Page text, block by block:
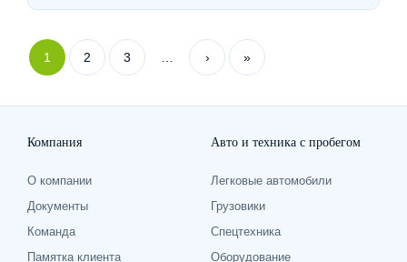
Нумерация
страниц
Страница
1
Страница
2
Страница
3
Следующая
›
Последняя
»
Компания
О компании
Документы
Команда
Памятка клиента
Авто и техника с пробегом
Легковые автомобили
Грузовики
Спецтехника
Оборудование